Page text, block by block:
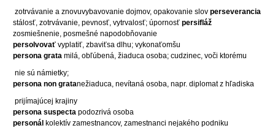
zotrvávanie a znovuvybavovanie dojmov, opakovanie slov perseverancia
stálosť, zotrvávanie, pevnosť, vytrvalosť; úpornosť persifláž
zosmiešnenie, posmešné napodobňovanie
persolvovať vyplatiť, zbaviťsa dlhu; vykonaťomšu
persona grata milá, obľúbená, žiaduca osoba; cudzinec, voči ktorému
nie sú námietky;
persona non gratanežiaduca, nevítaná osoba, napr. diplomat z hľadiska
prijímajúcej krajiny
persona suspecta podozrivá osoba
personál kolektív zamestnancov, zamestnanci nejakého podniku